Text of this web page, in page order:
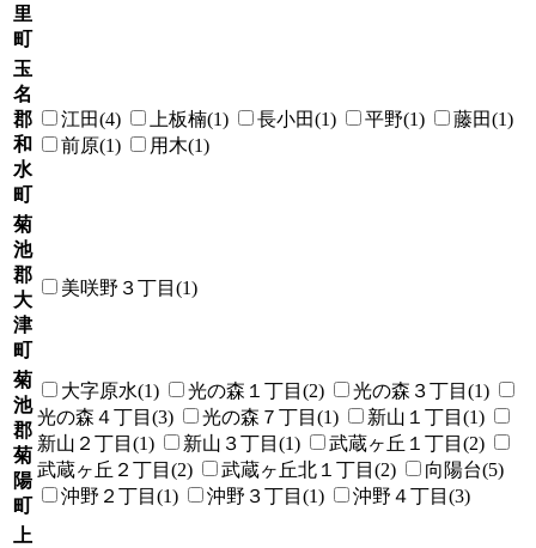
里
町
玉
名
郡
和
水
町
江田(4) 上板楠(1) 長小田(1) 平野(1)
藤田(1)
前原(1)
用木(1)
菊
池
郡
大
津
町
美咲野３丁目(1)
菊
池
郡
菊
陽
町
大字原水(1) 光の森１丁目(2)
光の森３丁目(1)
光の森４丁目(3)
光の森７丁目(1)
新山１丁目(1)
新山２丁目(1)
新山３丁目(1)
武蔵ヶ丘１丁目(2)
武蔵ヶ丘２丁目(2)
武蔵ヶ丘北１丁目(2)
向陽台(5)
沖野２丁目(1)
沖野３丁目(1)
沖野４丁目(3)
上